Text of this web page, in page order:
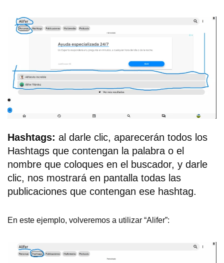
Hashtags: al darle clic, aparecerán todos los
Hashtags que contengan la palabra o el
nombre que coloques en el buscador, y darle
clic, nos mostrará en pantalla todas las
publicaciones que contengan ese hashtag.
En este ejemplo, volveremos a utilizar “Alifer”: